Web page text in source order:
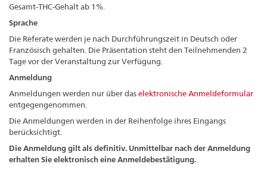
Gesamt-THC-Gehalt ab 1%.
Sprache
Die Referate werden je nach Durchführungszeit in Deutsch oder
Französisch gehalten. Die Präsentation steht den Teilnehmenden 2
Tage vor der Veranstaltung zur Verfügung.
Anmeldung
Anmeldungen werden nur über daselektronische Anmeldeformular
entgegengenommen.
Die Anmeldungen werden in der Reihenfolge ihres Eingangs
berücksichtigt.
Die Anmeldung gilt als definitiv. Unmittelbar nach der Anmeldung
erhalten Sie elektronisch eine Anmeldebestätigung.